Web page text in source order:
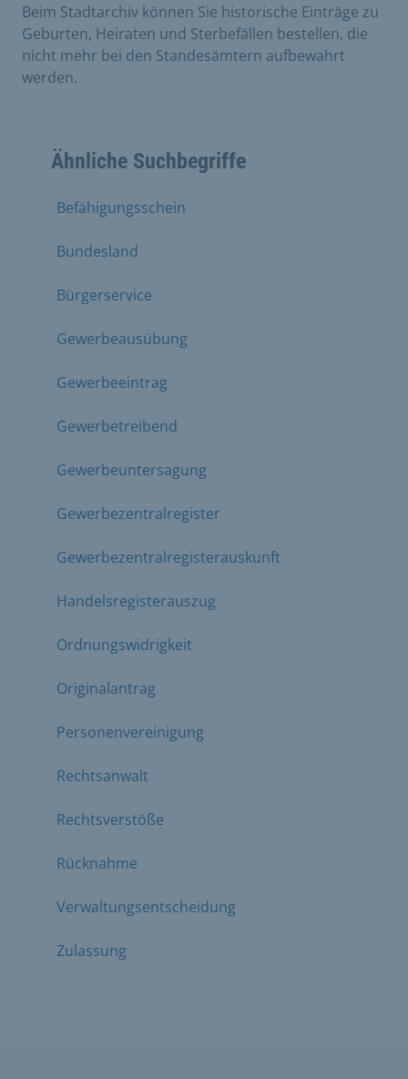
Beim Stadtarchiv können Sie historische Einträge zu
Geburten, Heiraten und Sterbefällen bestellen, die
nicht mehr bei den Standesämtern aufbewahrt
werden.
Ähnliche Suchbegriffe
Befähigungsschein
Bundesland
Bürgerservice
Gewerbeausübung
Gewerbeeintrag
Gewerbetreibend
Gewerbeuntersagung
Gewerbezentralregister
Gewerbezentralregisterauskunft
Handelsregisterauszug
Ordnungswidrigkeit
Originalantrag
Personenvereinigung
Rechtsanwalt
Rechtsverstöße
Rücknahme
Verwaltungsentscheidung
Zulassung